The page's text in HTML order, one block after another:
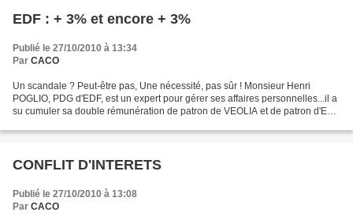
EDF : + 3% et encore + 3%
Publié le 27/10/2010 à 13:34
Par CACO
Un scandale ? Peut-être pas, Une nécessité, pas sûr ! Monsieur Henri
POGLIO, PDG d'EDF, est un expert pour gérer ses affaires personnelles...il a
su cumuler sa double rémunération de patron de VEOLIA et de patron d'EDF
CONFLIT D'INTERETS
Publié le 27/10/2010 à 13:08
Par CACO